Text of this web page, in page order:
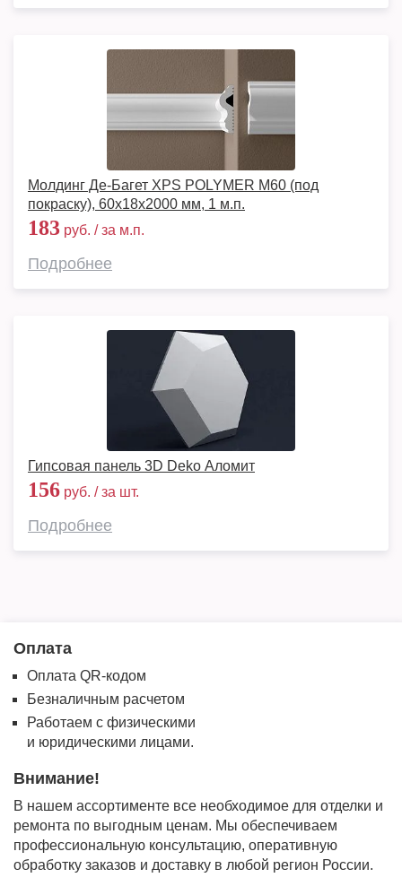
Молдинг Де-Багет XPS POLYMER М60 (под
покраску), 60x18х2000 мм, 1 м.п.
183 руб. / за м.п.
Подробнее
Гипсовая панель 3D Deko Аломит
156 руб. / за шт.
Подробнее
Оплата
Оплата QR-кодом
Безналичным расчетом
Работаем с физическими
и юридическими лицами.
Внимание!
В нашем ассортименте все необходимое для отделки и
ремонта по выгодным ценам. Мы обеспечиваем
профессиональную консультацию, оперативную
обработку заказов и доставку в любой регион России.